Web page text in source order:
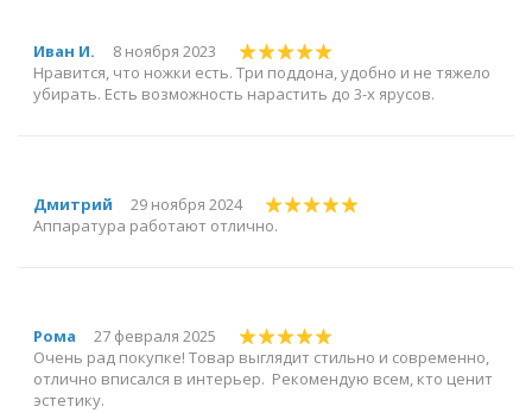
Иван И.
8 ноября 2023
Нравится, что ножки есть. Три поддона, удобно и не тяжело
убирать. Есть возможность нарастить до 3-х ярусов.
Дмитрий
29 ноября 2024
Аппаратура работают отлично.
Рома
27 февраля 2025
Очень рад покупке! Товар выглядит стильно и современно,
отлично вписался в интерьер. Рекомендую всем, кто ценит
эстетику.